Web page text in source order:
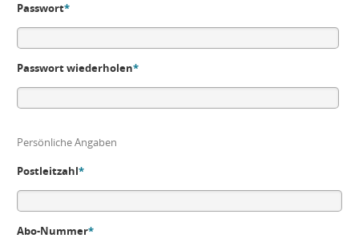
Passwort*
Passwort wiederholen*
Persönliche Angaben
Postleitzahl*
Abo-Nummer*